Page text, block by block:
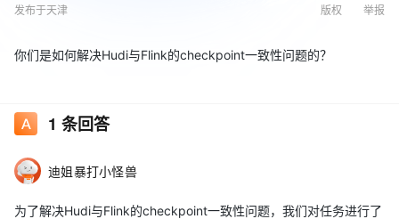
发布于天津
举报
版权
你们是如何解决Hudi与Flink的checkpoint一致性问题的？
1 条回答
迪姐暴打小怪兽
为了解决Hudi与Flink的checkpoint一致性问题，我们对任务进行了